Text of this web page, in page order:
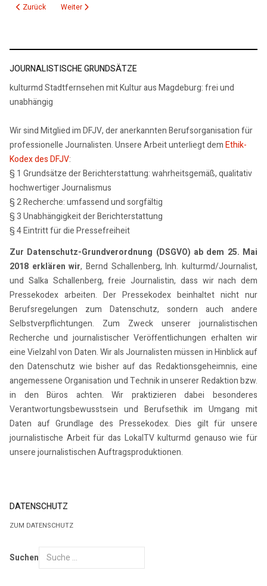
Vorheriger Beitrag: 17.06.26: kmd Polizeiticker
Zurück Nächster Beitrag: 10.06.26: KMD_aktuelle 15_Nachrichten
Weiter
JOURNALISTISCHE GRUNDSÄTZE
kulturmd Stadtfernsehen mit Kultur aus Magdeburg: frei und
unabhängig
Wir sind Mitglied im DFJV, der anerkannten Berufsorganisation für
professionelle Journalisten. Unsere Arbeit unterliegt demEthik-
Kodex des DFJV:
§ 1 Grundsätze der Berichterstattung: wahrheitsgemäß, qualitativ
hochwertiger Journalismus
§ 2 Recherche: umfassend und sorgfältig
§ 3 Unabhängigkeit der Berichterstattung
§ 4 Eintritt für die Pressefreiheit
Zur Datenschutz-Grundverordnung (DSGVO) ab dem 25. Mai
2018 erklären wir, Bernd Schallenberg, Inh. kulturmd/Journalist,
und Salka Schallenberg, freie Journalistin, dass wir nach dem
Pressekodex arbeiten. Der Pressekodex beinhaltet nicht nur
Berufsregelungen zum Datenschutz, sondern auch andere
Selbstverpflichtungen. Zum Zweck unserer journalistischen
Recherche und journalistischer Veröffentlichungen erhalten wir
eine Vielzahl von Daten. Wir als Journalisten müssen in Hinblick auf
den Datenschutz wie bisher auf das Redaktionsgeheimnis, eine
angemessene Organisation und Technik in unserer Redaktion bzw.
in den Büros achten. Wir praktizieren dabei besonderes
Verantwortungsbewusstsein und Berufsethik im Umgang mit
Daten auf Grundlage des Pressekodex. Dies gilt für unsere
journalistische Arbeit für das LokalTV kulturmd genauso wie für
unsere journalistischen Auftragsproduktionen.
DATENSCHUTZ
ZUM DATENSCHUTZ
Suchen